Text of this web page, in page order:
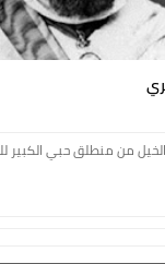
من منطلق حبي الكبير